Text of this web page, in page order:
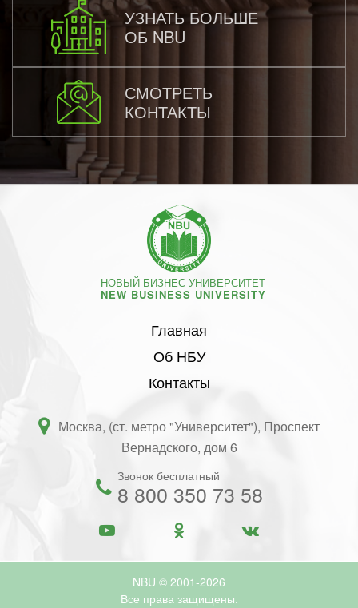
УЗНАТЬ БОЛЬШЕ
ОБ NBU
СМОТРЕТЬ
КОНТАКТЫ
НОВЫЙ БИЗНЕС УНИВЕРСИТЕТ
NEW BUSINESS UNIVERSITY
Главная
Об НБУ
Контакты
Москва, (ст. метро "Университет"), Проспект
Вернадского, дом 6
Звонок бесплатный
8 800 350 73 58
NBU © 2001-2026
Все права защищены.